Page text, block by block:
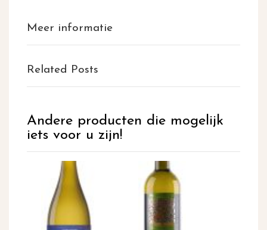
Meer informatie
Related Posts
Andere producten die mogelijk
iets voor u zijn!